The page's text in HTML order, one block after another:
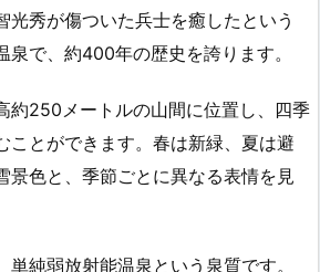
光秀が傷ついた兵士を癒したという
泉で、約400年の歴史を誇ります。
約250メートルの山間に位置し、四季
ことができます。春は新緑、夏は避
景色と、季節ごとに異なる表情を見
純弱放射能温泉という泉質です。